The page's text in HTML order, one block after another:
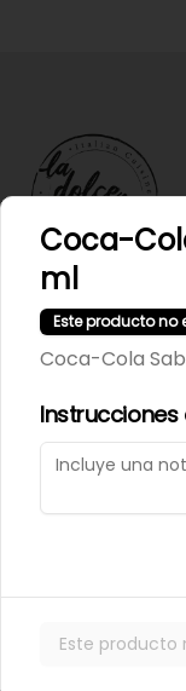
Términos y
Política de
Mi cuenta
Iniciar sesión
Coca-
ml
Este producto no
Coca-Cola
Instrucciones
Este producto